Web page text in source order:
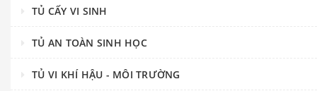
TỦ CẤY VI SINH
TỦ AN TOÀN SINH HỌC
TỦ VI KHÍ HẬU - MÔI TRƯỜNG